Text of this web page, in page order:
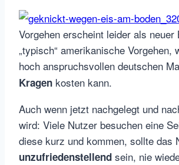
Vorgehen erscheint leider als neuer
„typisch“ amerikanische Vorgehen,
hoch anspruchsvollen deutschen
Kragen kosten kann.
Auch wenn jetzt nachgelegt und
wird: Viele Nutzer besuchen eine
diese kurz und kommen, sollte das
unzufriedenstellend sein, nie